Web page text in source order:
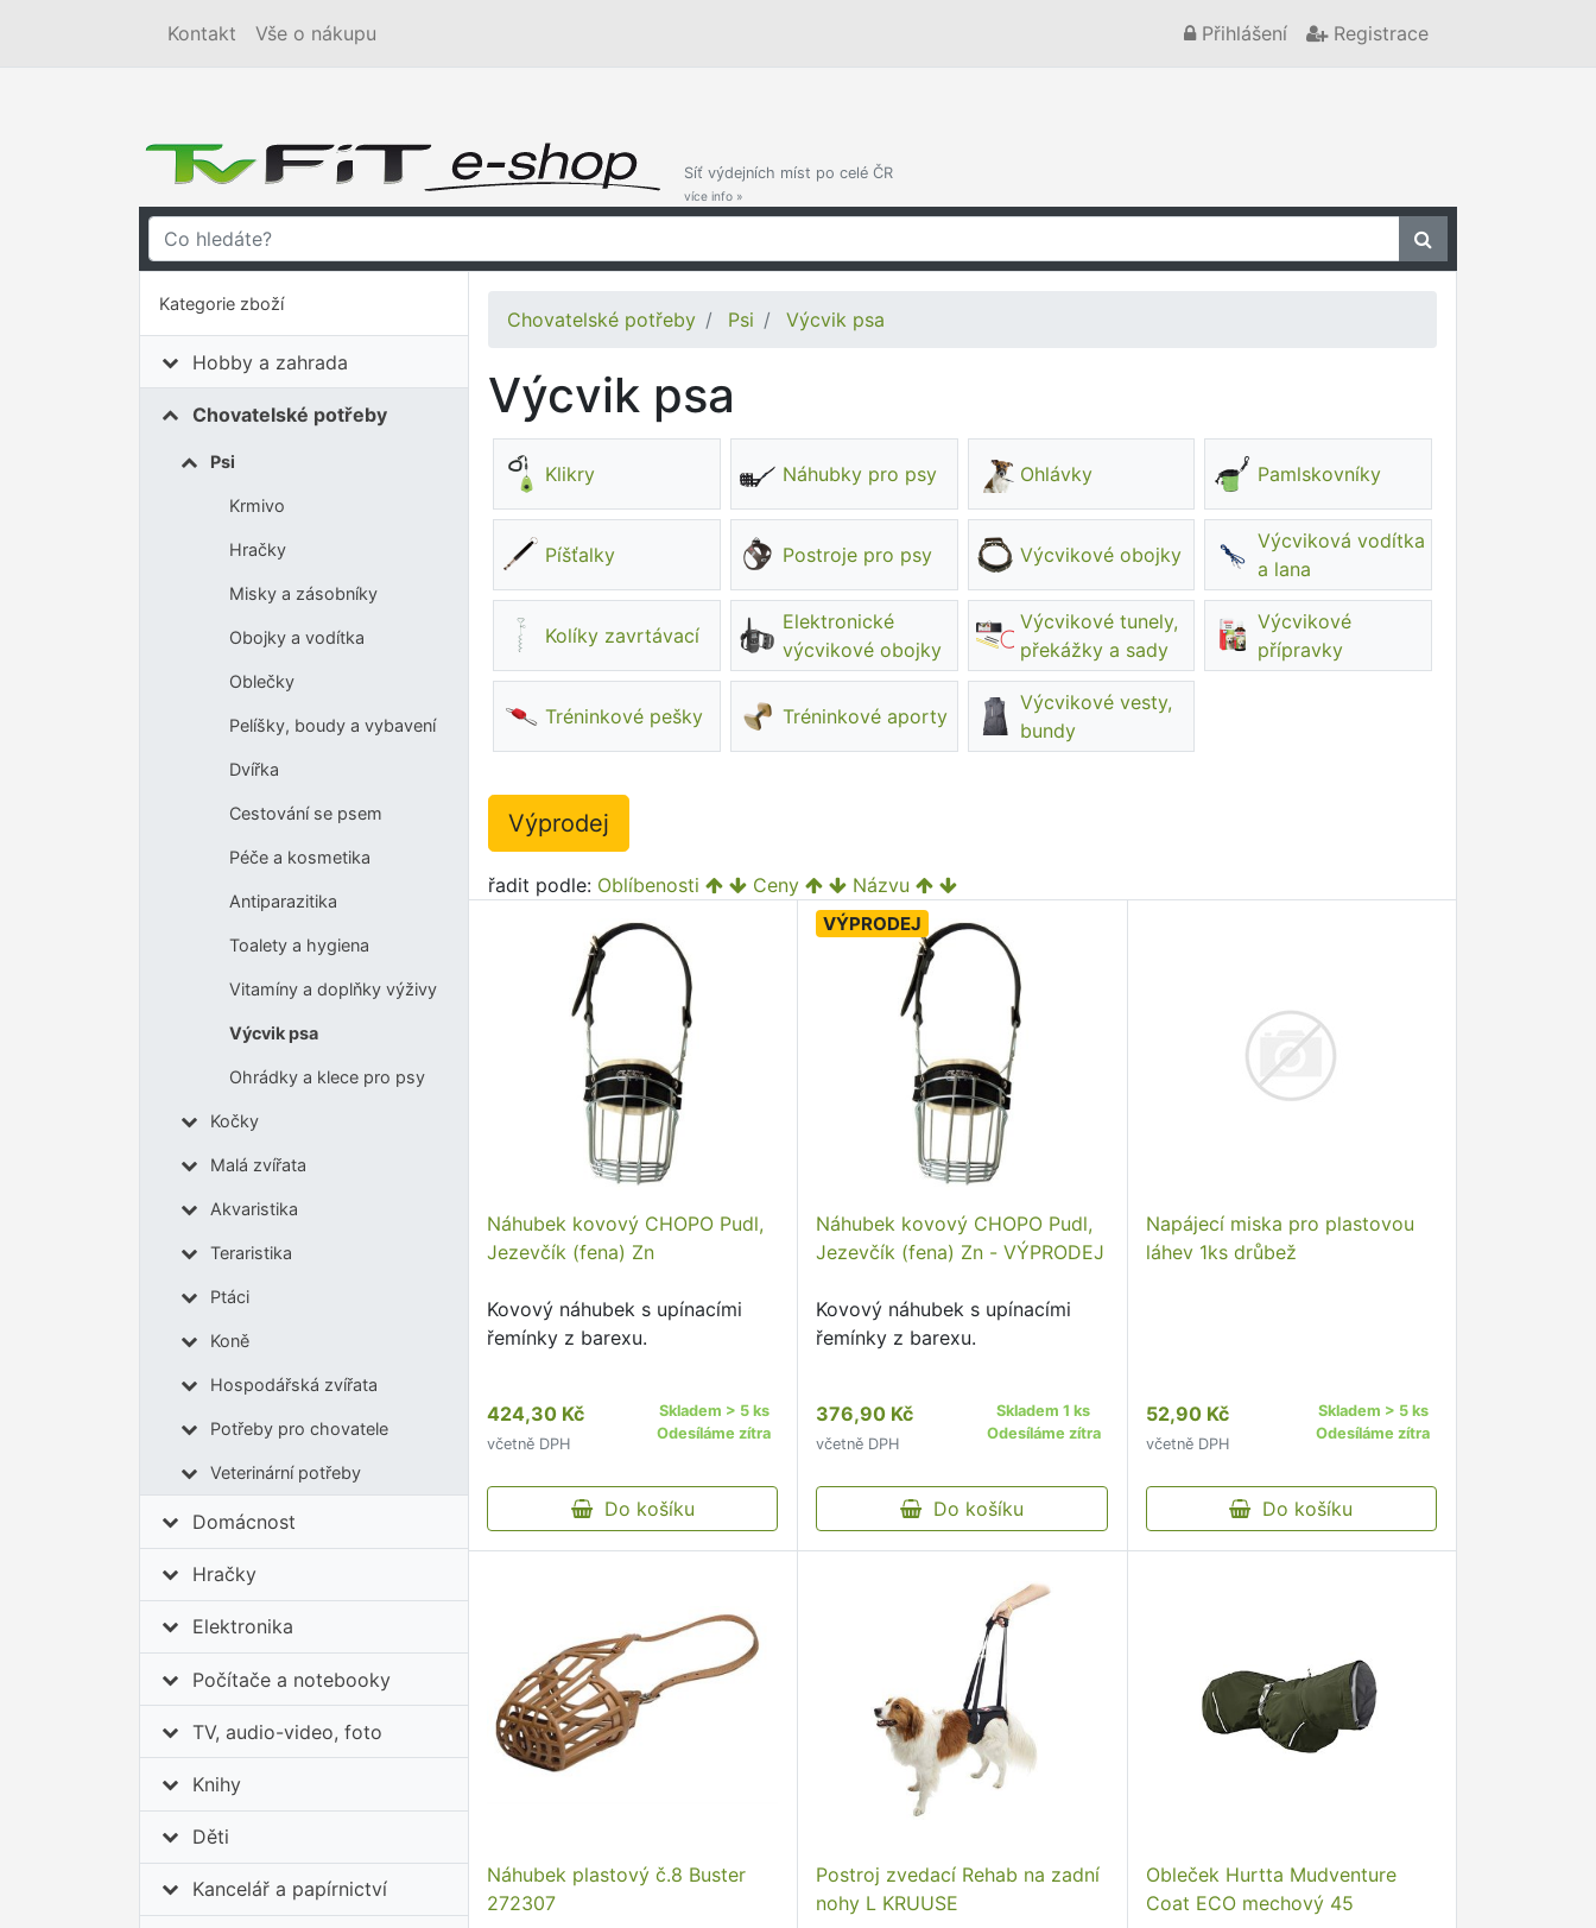
Kontakt Vše o nákupu Přihlášení Registrace
Síť výdejních míst po celé ČR
více info »
Kategorie zboží
Hobby a zahrada
Chovatelské potřeby
Psi
Krmivo
Hračky
Misky a zásobníky
Obojky a vodítka
Oblečky
Pelíšky, boudy a vybavení
Dvířka
Cestování se psem
Péče a kosmetika
Antiparazitika
Toalety a hygiena
Vitamíny a doplňky výživy
Výcvik psa
Ohrádky a klece pro psy
Kočky
Malá zvířata
Akvaristika
Teraristika
Ptáci
Koně
Hospodářská zvířata
Potřeby pro chovatele
Veterinární potřeby
Domácnost
Hračky
Elektronika
Počítače a notebooky
TV, audio-video, foto
Knihy
Děti
Kancelář a papírnictví
Chovatelské potřeby Psi Výcvik psa
Výcvik psa
Klikry Náhubky pro psy Ohlávky Pamlskovníky
Píšťalky Postroje pro psy Výcvikové obojky
Výcviková vodítka
a lana
Kolíky zavrtávací
Elektronické
výcvikové obojky
Výcvikové tunely,
překážky a sady
Výcvikové
přípravky
Tréninkové pešky Tréninkové aporty
Výcvikové vesty,
bundy
Výprodej
řadit podle: Oblíbenosti Ceny Názvu
Náhubek kovový CHOPO Pudl,
Jezevčík (fena) Zn
Kovový náhubek s upínacími
řemínky z barexu.
424,30 Kč
včetně DPH
Skladem > 5 ks
Odesíláme zítra
Do košíku
VÝPRODEJ
Náhubek kovový CHOPO Pudl,
Jezevčík (fena) Zn - VÝPRODEJ
Kovový náhubek s upínacími
řemínky z barexu.
376,90 Kč
včetně DPH
Skladem 1 ks
Odesíláme zítra
Do košíku
Napájecí miska pro plastovou
láhev 1ks drůbež
52,90 Kč
včetně DPH
Skladem > 5 ks
Odesíláme zítra
Do košíku
Náhubek plastový č.8 Buster
272307
Postroj zvedací Rehab na zadní
nohy L KRUUSE
Obleček Hurtta Mudventure
Coat ECO mechový 45